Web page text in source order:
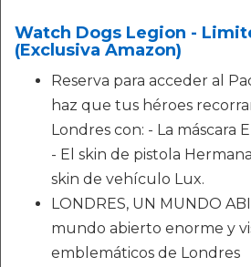
Watch Dogs Legion -
(Exclusiva Amazon)
Reserva para acceder al
haz que tus héroes
Londres con: - La máscara
- El skin de pistola
skin de vehículo Lux.
LONDRES, UN MUNDO
mundo abierto enorme y
emblemáticos de Londres